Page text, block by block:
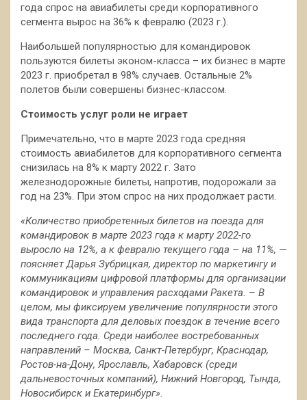
года спрос на авиабилеты среди корпоративного
сегмента вырос на 36% к февралю (2023 г.).
Наибольшей популярностью для командировок
пользуются билеты эконом-класса – их бизнес в марте
2023 г. приобретал в 98% случаев. Остальные 2%
полетов были совершены бизнес-классом.
Стоимость услуг роли не играет
Примечательно, что в марте 2023 года средняя
стоимость авиабилетов для корпоративного сегмента
снизилась на 8% к марту 2022 г. Зато
железнодорожные билеты, напротив, подорожали за
год на 23%. При этом спрос на них продолжает расти.
«Количество приобретенных билетов на поезда для
командировок в марте 2023 года к марту 2022-го
выросло на 12%, а к февралю текущего года – на 11%, —
поясняет Дарья Зубрицкая, директор по маркетингу и
коммуникациям цифровой платформы для организации
командировок и управления расходами Ракета. – В
целом, мы фиксируем увеличение популярности этого
вида транспорта для деловых поездок в течение всего
последнего года. Среди наиболее востребованных
направлений – Москва, Санкт-Петербург, Краснодар,
Ростов-на-Дону, Ярославль, Хабаровск (среди
дальневосточных компаний), Нижний Новгород, Тында,
Новосибирск и Екатеринбург».